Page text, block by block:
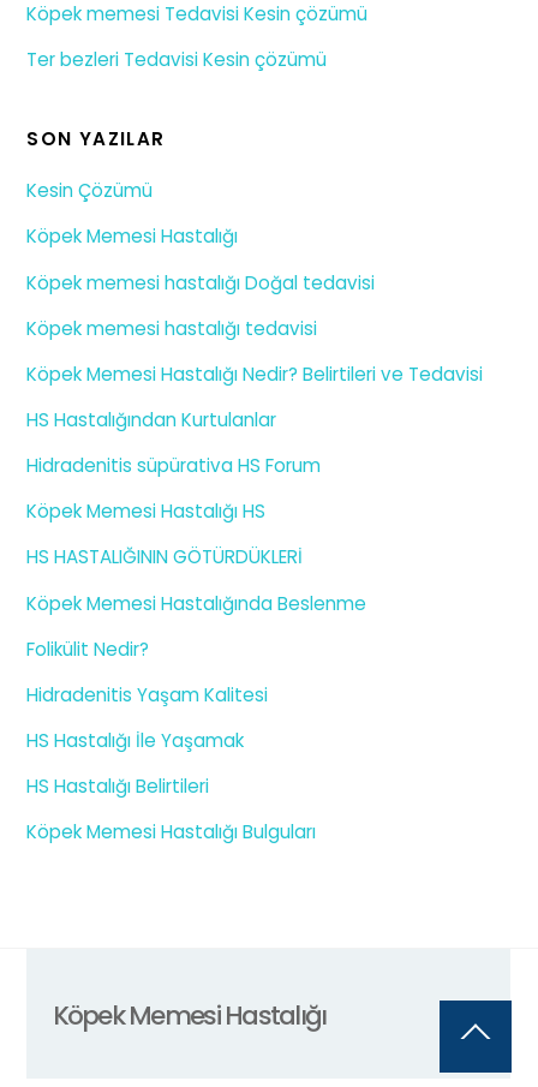
Köpek memesi Tedavisi Kesin çözümü
Ter bezleri Tedavisi Kesin çözümü
SON YAZILAR
Kesin Çözümü
Köpek Memesi Hastalığı
Köpek memesi hastalığı Doğal tedavisi
Köpek memesi hastalığı tedavisi
Köpek Memesi Hastalığı Nedir? Belirtileri ve Tedavisi
HS Hastalığından Kurtulanlar
Hidradenitis süpürativa HS Forum
Köpek Memesi Hastalığı HS
HS HASTALIĞININ GÖTÜRDÜKLERİ
Köpek Memesi Hastalığında Beslenme
Folikülit Nedir?
Hidradenitis Yaşam Kalitesi
HS Hastalığı İle Yaşamak
HS Hastalığı Belirtileri
Köpek Memesi Hastalığı Bulguları
Back
Top
Köpek Memesi Hastalığı